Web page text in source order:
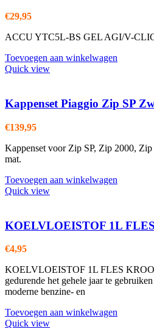
€29,95
ACCU YTC5L-BS GEL AGI/V-
Toevoegen aan winkelwagen
Quick view
Kappenset Piaggio Zip SP
€139,95
Kappenset voor Zip SP, Zip 2000,
mat.
Toevoegen aan winkelwagen
Quick view
KOELVLOEISTOF 1L
€4,95
KOELVLOEISTOF 1L FLES
gedurende het gehele jaar te
moderne benzine- en
Toevoegen aan winkelwagen
Quick view